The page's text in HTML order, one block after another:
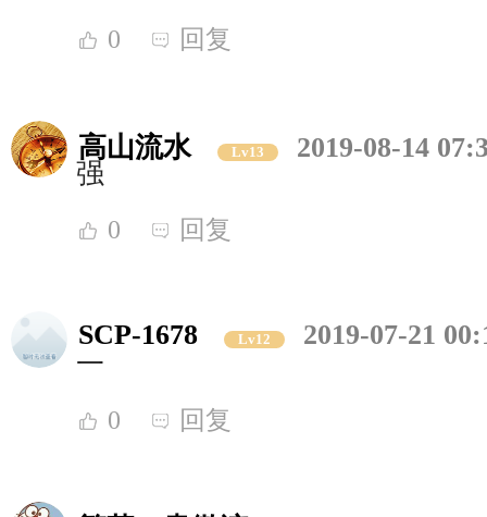
0 回复
高山流水 Lv13
2019-08-14
强
0 回复
SCP-1678 Lv12
2019-07-21
一
0 回复